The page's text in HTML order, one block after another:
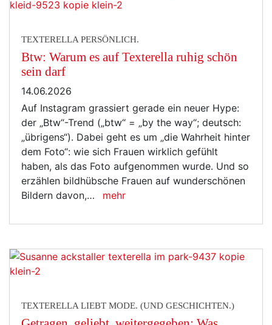
TEXTERELLA PERSÖNLICH.
Btw: Warum es auf Texterella ruhig schön
sein darf
14.06.2026
Auf Instagram grassiert gerade ein neuer Hype:
der „Btw“-Trend („btw“ = „by the way“; deutsch:
„übrigens“). Dabei geht es um „die Wahrheit hinter
dem Foto“: wie sich Frauen wirklich gefühlt
haben, als das Foto aufgenommen wurde. Und so
erzählen bildhübsche Frauen auf wunderschönen
Bildern davon,…
mehr
Getragen, geliebt, weitergegeben: Was